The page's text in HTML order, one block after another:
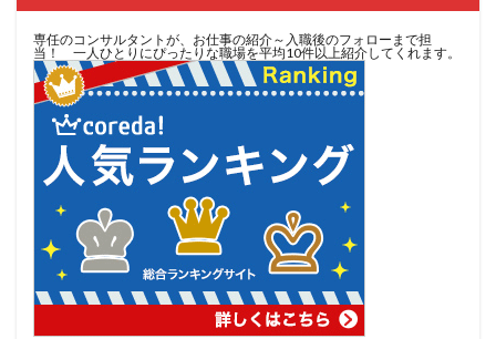
専任のコンサルタントが、お仕事の紹介～入職後のフォローまで担
当！ 一人ひとりにぴったりな職場を平均10件以上紹介してくれます。